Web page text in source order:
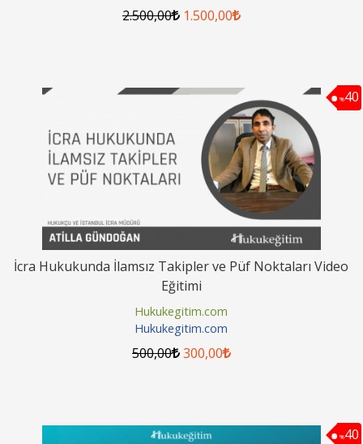
2.500,00 1.500,00
%40
İcra Hukukunda İlamsız Takipler ve Püf Noktaları Video
Eğitimi
Hukukegitim.com
Hukukegitim.com
500,00 300,00
%40